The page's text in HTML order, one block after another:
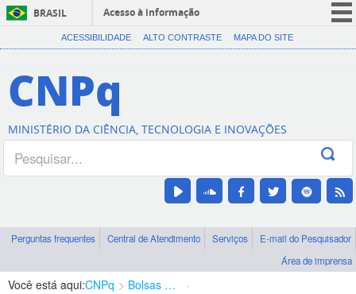
BRASIL
Acesso à informação
CORONAVÍRUS (COVID-19)
Canais
ACESSIBILIDADE ALTO CONTRASTE MAPA DO SITE
CNPq
MINISTÉRIO DA CIÊNCIA, TECNOLOGIA E INOVAÇÕES
Perguntas frequentes Central de Atendimento Serviços
E-mail do Pesquisador
Área de imprensa
Você está aqui:CNPq Bolsas e Auxílios Vigentes